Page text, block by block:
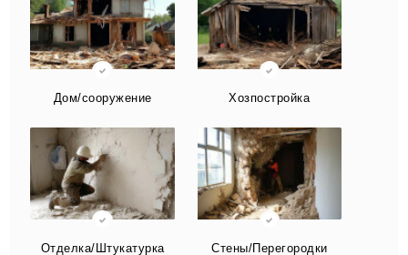
Дом/сооружение Хозпостройка
Отделка/Штукатурка Стены/Перегородки